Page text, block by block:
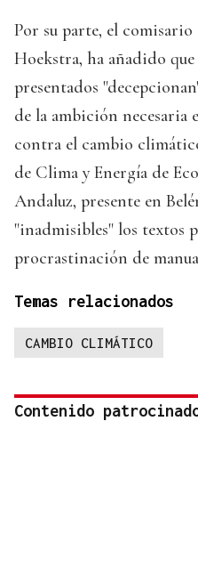
Por su parte, el
Hoekstra, ha añadido
presentados
de la ambición
contra el cambio
de Clima y Energía de
Andaluz, presente en
"inadmisibles" los textos
procrastinación de
Temas relacionados
CAMBIO CLIMÁTICO
Contenido